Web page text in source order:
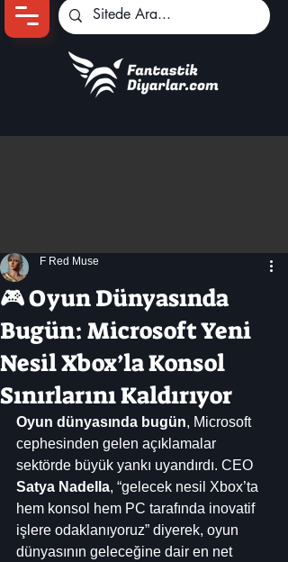
Black Desert
Dizi-Film Haberleri
🎮 Oyun Dünyasında
Bugün: Microsoft Yeni
Nesil Xbox’la Konsol
Sınırlarını Kaldırıyor
F Red Muse
Oyun dünyasında bugün, Microsoft
cephesinden gelen açıklamalar
sektörde büyük yankı uyandırdı. CEO
Satya Nadella, “gelecek nesil Xbox’ta
hem konsol hem PC tarafında inovatif
işlere odaklanıyoruz” diyerek, oyun
dünyasının geleceğine dair en net